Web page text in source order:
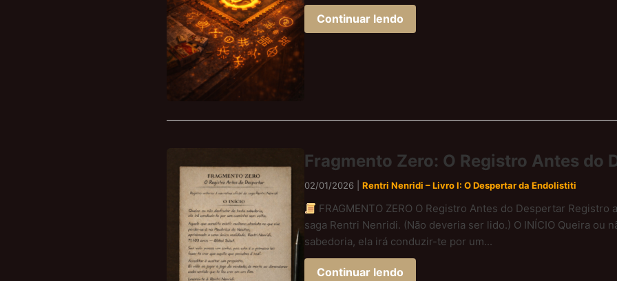
Continuar lendo
Fragmento Zero: O Registro Antes do
02/01/2026 | Rentri Nenridi – Livro I: O Despertar da Endolistiti
FRAGMENTO ZERO O Registro Antes do Despertar
saga Rentri Nenridi. (Não deveria ser lido.) O INÍCIO Queira ou
sabedoria, ela irá conduzir-te por um...
Continuar lendo